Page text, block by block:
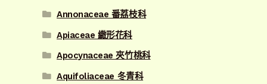
Annonaceae 番荔枝科
Apiaceae 繖形花科
Apocynaceae 夾竹桃科
Aquifoliaceae 冬青科